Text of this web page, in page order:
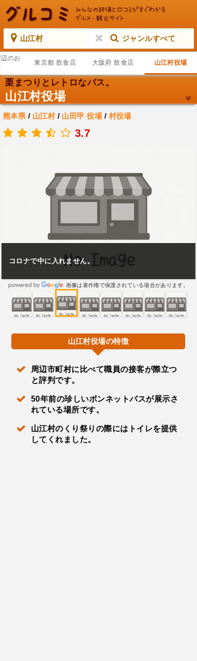
山江村 ジャンルすべて
のお
東京都 飲食店 大阪府 飲食店 山江村役場
栗まつりとレトロなバス。
山江村役場
熊本県 / 山江村/ 山田甲 役場/村役場
3.7
コロナで中に入れません。
画像は著作権で保護されている場合があります。
山江村役場の特徴
周辺市町村に比べて職員の接客が際立つ
と評判です。
50年前の珍しいボンネットバスが展示さ
れている場所です。
山江村のくり祭りの際にはトイレを提供
してくれました。